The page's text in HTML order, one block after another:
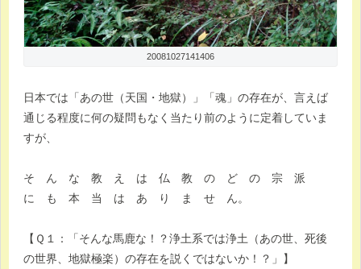
20081027141406
日本では「あの世（天国・地獄）」「魂」の存在が、言えば
通じる程度に何の疑問もなく当たり前のように定着していま
すが、
そ ん な 教 え は 仏 教 の ど の 宗 派
に も 本 当 は あ り ま せ ん。
【Ｑ１：「そんな馬鹿な！？浄土系では浄土（あの世、死後
の世界、地獄極楽）の存在を説くではないか！？」】